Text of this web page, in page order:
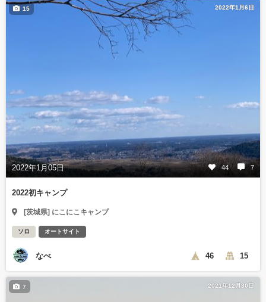
2022年1月6日
2022年1月05日 44 7
15
2022初キャンプ
[茨城県] にこにこキャンプ
ソロ オートサイト
なべ 46 15
2021年12月30日
7